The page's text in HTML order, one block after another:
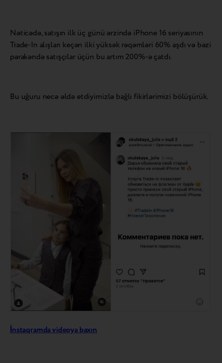
Nəticədə, satışın ilk üç günü ərzində iPhone 16 seriyasının
Trade-In alışları keçən ilki yüksək rəqəmləri 60% aşdı və bəzi
pərakəndə satışçılar üçün bu artım 200%-ə çatdı.
Bu uğuru necə əldə etdiyimizlə bağlı fikirlərimizi bölüşürük.
İnstaqramda videoya baxın